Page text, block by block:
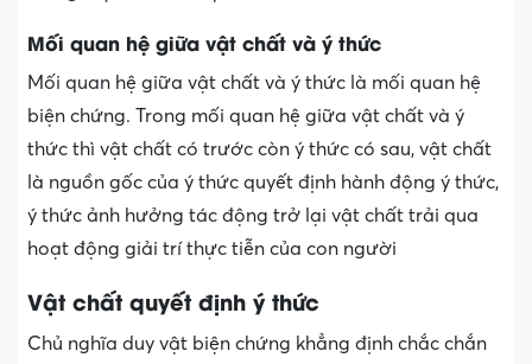
Mối quan hệ giữa vật chất và ý thức
Mối quan hệ giữa vật chất và ý thức là mối quan hệ
biện chứng. Trong mối quan hệ giữa vật chất và ý
thức thì vật chất có trước còn ý thức có sau, vật chất
là nguồn gốc của ý thức quyết định hành động ý thức,
ý thức ảnh hưởng tác động trở lại vật chất trải qua
hoạt động giải trí thực tiễn của con người
Vật chất quyết định ý thức
Chủ nghĩa duy vật biện chứng khẳng định chắc chắn